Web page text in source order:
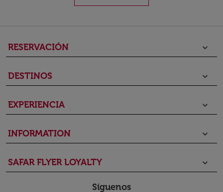
RESERVACIÓN keyboard_arrow_down
DESTINOS keyboard_arrow_down
EXPERIENCIA keyboard_arrow_down
INFORMATION keyboard_arrow_down
SAFAR FLYER LOYALTY keyboard_arrow_down
Síguenos